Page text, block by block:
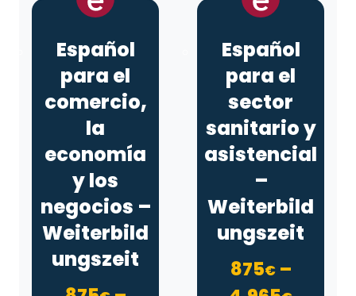
Español
para el
comercio,
la
economía
y los
negocios –
Weiterbild
ungszeit
Español
para el
sector
sanitario y
asistencial
–
Weiterbild
ungszeit
875€ –